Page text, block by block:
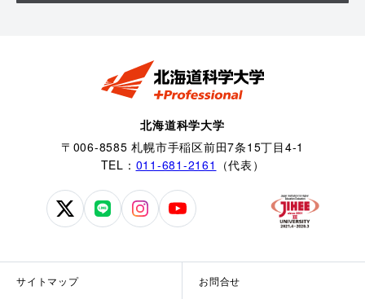
北海道科学大学
〒006-8585 札幌市手稲区前田7条15丁目4-1
TEL： 011-681-2161 （代表）
北
科
北
北
北
サイトマップ お問合せ